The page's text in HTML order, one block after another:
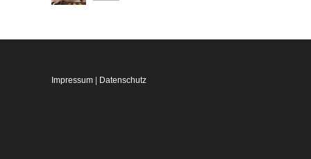
Impressum Datenschutz